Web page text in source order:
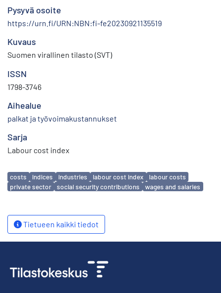
Pysyvä osoite
https://urn.fi/URN:NBN:fi-fe20230921135519
Kuvaus
Suomen virallinen tilasto (SVT)
ISSN
1798-3746
Aihealue
palkat ja työvoimakustannukset
Sarja
Labour cost index
Avainsanat
costs indices industries labour cost index
labour costs
private sector
social security contributions wages and salaries
Tietueen kaikki tiedot